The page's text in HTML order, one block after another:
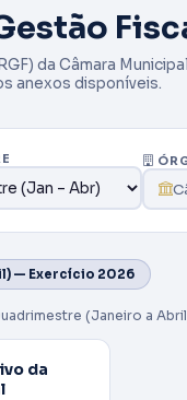
da Câmara
anexos disponíveis.
— Exercício 2026
(Janeiro a
da